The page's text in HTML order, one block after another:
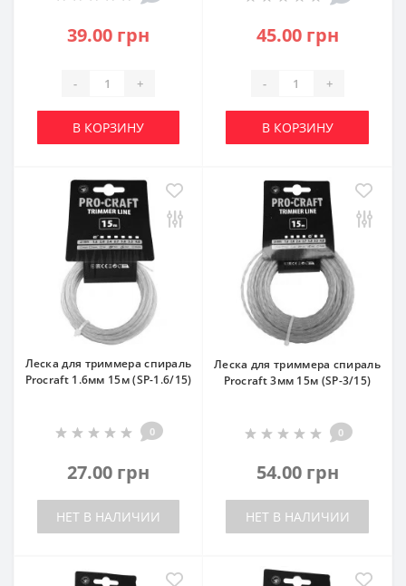
39.00 грн
- +
В КОРЗИНУ
45.00 грн
- +
В КОРЗИНУ
Леска для триммера спираль
Procraft 1.6мм 15м (SP-1.6/15)
0
27.00 грн
НЕТ В НАЛИЧИИ
Леска для триммера спираль
Procraft 3мм 15м (SP-3/15)
0
54.00 грн
НЕТ В НАЛИЧИИ